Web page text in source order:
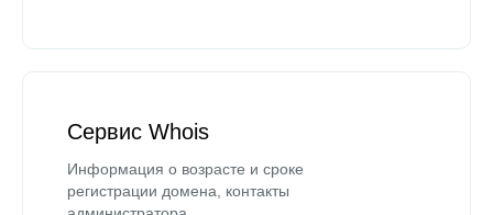
Сервис Whois
Информация о возрасте и сроке
регистрации домена, контакты